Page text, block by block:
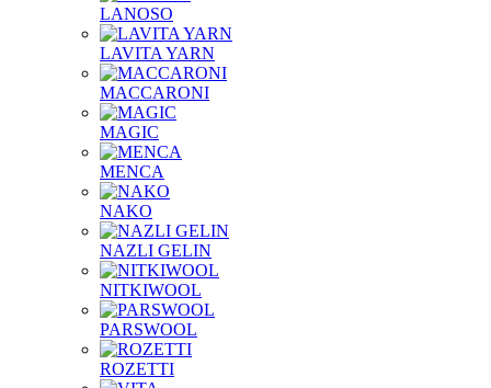
LANOSO
LAVITA YARN
MACCARONI
MAGIC
MENCA
NAKO
NAZLI GELIN
NITKIWOOL
PARSWOOL
ROZETTI